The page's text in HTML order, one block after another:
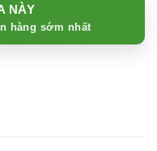
NÀY
hàng sớm nhất